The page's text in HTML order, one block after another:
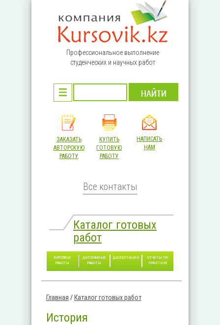
Профессиональное выполнение
студенческих и научных работ
ЗАКАЗАТЬ
АВТОРСКУЮ
РАБОТУ
КУПИТЬ
ГОТОВУЮ
РАБОТУ
НАПИСАТЬ
НАМ
Все контакты
Каталог готовых
работ
КУРСОВЫЕ
РАБОТЫ
ДИПЛОМНЫЕ
РАБОТЫ
ДИССЕРТАЦИИ
ОТЧЕТЫ ПО
ПРАКТИКЕ
Главная / Каталог готовых работ
История